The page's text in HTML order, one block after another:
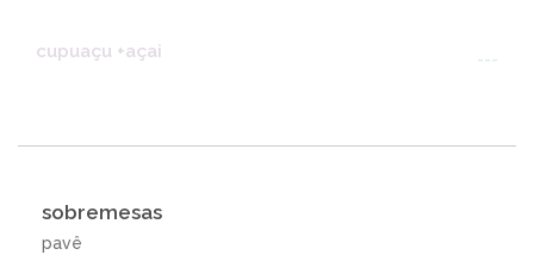
cupuaçu +açai ---
sobremesas
pavê